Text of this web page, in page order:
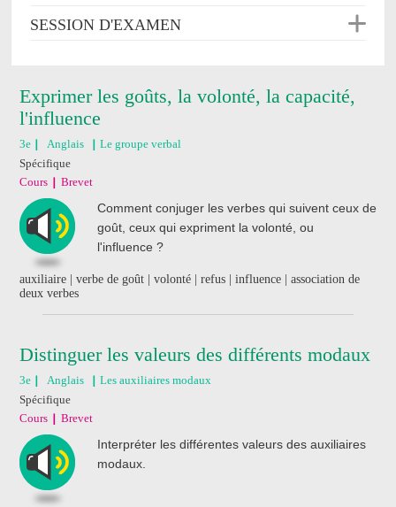
SESSION D'EXAMEN
Exprimer les goûts, la volonté, la capacité,
l'influence
3e Anglais
Le groupe verbal
Spécifique
Cours
Brevet
Comment conjuger les verbes qui suivent ceux de
goût, ceux qui expriment la volonté, ou
l'influence ?
auxiliaire | verbe de goût | volonté | refus | influence | association de
deux verbes
Distinguer les valeurs des différents modaux
3e Anglais
Les auxiliaires modaux
Spécifique
Cours
Brevet
Interpréter les différentes valeurs des auxiliaires
modaux.